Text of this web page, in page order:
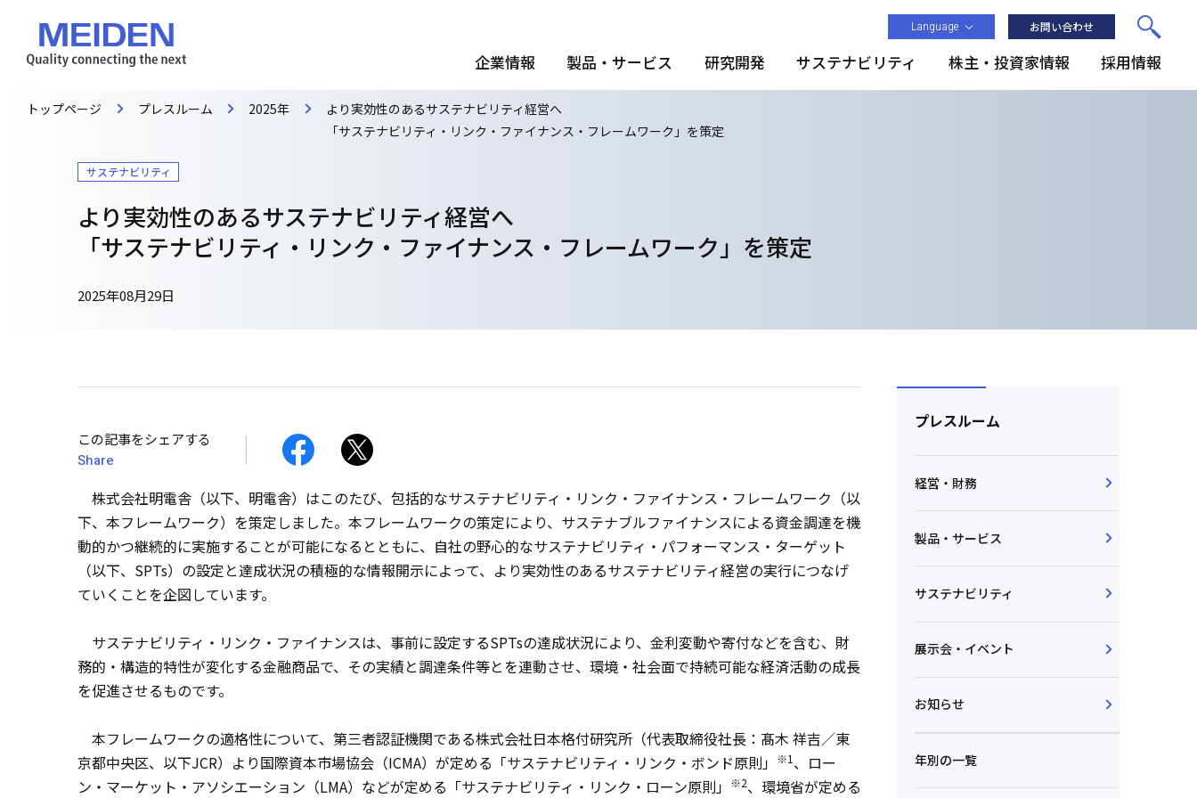
Language お問い合わせ
企業情報 製品・サービス 研究開発 サステナビリティ 株主・投資家情報 採用情報
トップページ プレスルーム 2025年
より実効性のあるサステナビリティ経営へ
「サステナビリティ・リンク・ファイナンス・フレームワーク」を策定
サステナビリティ
より実効性のあるサステナビリティ経営へ
「サステナビリティ・リンク・ファイナンス・フレームワーク」を策定
2025年08月29日
この記事をシェアする
Share
株式会社明電舎（以下、明電舎）はこのたび、包括的なサステナビリティ・リンク・ファイナンス・フレームワーク（以
下、本フレームワーク）を策定しました。本フレームワークの策定により、サステナブルファイナンスによる資金調達を機
動的かつ継続的に実施することが可能になるとともに、自社の野心的なサステナビリティ・パフォーマンス・ターゲット
（以下、SPTs）の設定と達成状況の積極的な情報開示によって、より実効性のあるサステナビリティ経営の実行につなげ
ていくことを企図しています。
サステナビリティ・リンク・ファイナンスは、事前に設定するSPTsの達成状況により、金利変動や寄付などを含む、財
務的・構造的特性が変化する金融商品で、その実績と調達条件等とを連動させ、環境・社会面で持続可能な経済活動の成長
を促進させるものです。
本フレームワークの適格性について、第三者認証機関である株式会社日本格付研究所（代表取締役社長：髙木 祥吉／東
京都中央区、以下JCR）より国際資本市場協会（ICMA）が定める「サステナビリティ・リンク・ボンド原則」
※1 、ロー
ン・マーケット・アソシエーション（LMA）などが定める「サステナビリティ・リンク・ローン原則」
※2、環境省が定める
プレスルーム
経営・財務
製品・サービス
サステナビリティ
展示会・イベント
お知らせ
年別の一覧